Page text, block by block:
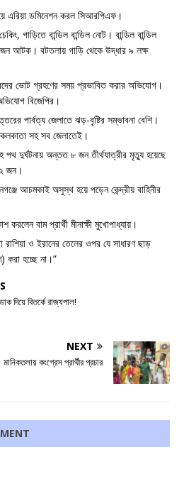
এরিয়া ডমিনেশন করল সিআরপিএফ।
গাড়িতে বান্ডিল বান্ডিল নোট। বান্ডিল বান্ডিল
আটক। বটতলায় গাড়ি থেকে উদ্ধার ৯ লক্ষ
ভোট গ্রহণের সময় প্রভাবিত করার অভিযোগ।
বিজেপির।
পার্বত্য জেলাতে ঝড়-বৃষ্টির সম্ভাবনা বেশি।
কলকাতা সহ সব জেলাতেই।
পথ দুর্ঘটনায় অন্তত ৮ জন তীর্থযাত্রীর মৃত্যু হয়েছে
জন।
আচমকাই অসুস্থ হয়ে পড়েন কেন্দ্রীয় বাহিনীর
বাম প্রার্থী মীনাক্ষী মুখোপাধ্যায়।
রাশিয়া ও ইরানের তেলের ওপর যে সাধারণ ছাড়
করা হচ্ছে না।”
দিয়ে বিতর্কে রাজ্যপাল!
NEXT
মানিকতলায় কংগ্রেস প্রার্থীর প্রচার